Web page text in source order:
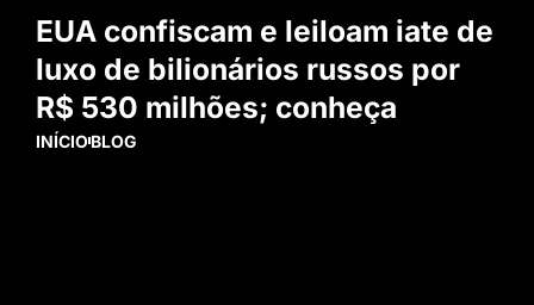
EUA confiscam e leiloam iate de
luxo de bilionários russos por
R$ 530 milhões; conheça
INÍCIOBLOG